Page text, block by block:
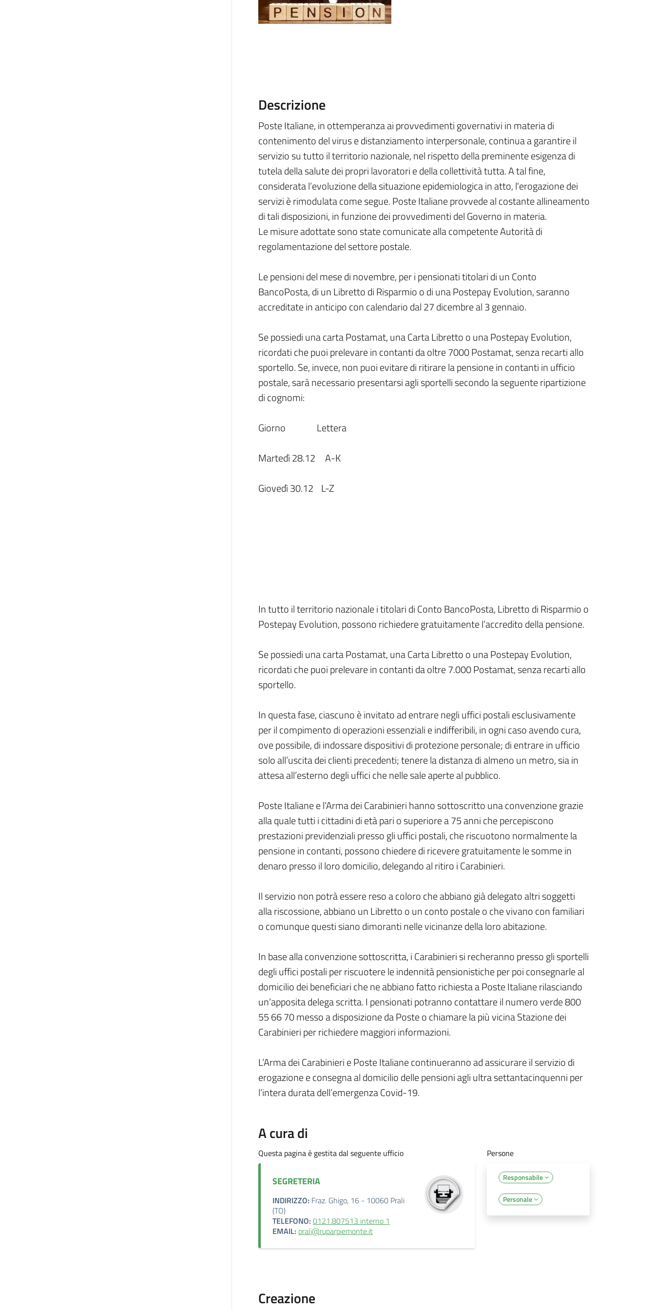
Descrizione
Poste Italiane, in ottemperanza ai provvedimenti governativi in materia di
contenimento del virus e distanziamento interpersonale, continua a garantire il
servizio su tutto il territorio nazionale, nel rispetto della preminente esigenza di
tutela della salute dei propri lavoratori e della collettività tutta. A tal fine,
considerata l’evoluzione della situazione epidemiologica in atto, l'erogazione dei
servizi è rimodulata come segue. Poste Italiane provvede al costante allineamento
di tali disposizioni, in funzione dei provvedimenti del Governo in materia.
Le misure adottate sono state comunicate alla competente Autorità di
regolamentazione del settore postale.
Le pensioni del mese di novembre, per i pensionati titolari di un Conto
BancoPosta, di un Libretto di Risparmio o di una Postepay Evolution, saranno
accreditate in anticipo con calendario dal 27 dicembre al 3 gennaio.
Se possiedi una carta Postamat, una Carta Libretto o una Postepay Evolution,
ricordati che puoi prelevare in contanti da oltre 7000 Postamat, senza recarti allo
sportello. Se, invece, non puoi evitare di ritirare la pensione in contanti in ufficio
postale, sarà necessario presentarsi agli sportelli secondo la seguente ripartizione
di cognomi:
Giorno Lettera
Martedì 28.12 A-K
Giovedì 30.12 L-Z
In tutto il territorio nazionale i titolari di Conto BancoPosta, Libretto di Risparmio o
Postepay Evolution, possono richiedere gratuitamente l’accredito della pensione.
Se possiedi una carta Postamat, una Carta Libretto o una Postepay Evolution,
ricordati che puoi prelevare in contanti da oltre 7.000 Postamat, senza recarti allo
sportello.
In questa fase, ciascuno è invitato ad entrare negli uffici postali esclusivamente
per il compimento di operazioni essenziali e indifferibili, in ogni caso avendo cura,
ove possibile, di indossare dispositivi di protezione personale; di entrare in ufficio
solo all’uscita dei clienti precedenti; tenere la distanza di almeno un metro, sia in
attesa all’esterno degli uffici che nelle sale aperte al pubblico.
Poste Italiane e l’Arma dei Carabinieri hanno sottoscritto una convenzione grazie
alla quale tutti i cittadini di età pari o superiore a 75 anni che percepiscono
prestazioni previdenziali presso gli uffici postali, che riscuotono normalmente la
pensione in contanti, possono chiedere di ricevere gratuitamente le somme in
denaro presso il loro domicilio, delegando al ritiro i Carabinieri.
Il servizio non potrà essere reso a coloro che abbiano già delegato altri soggetti
alla riscossione, abbiano un Libretto o un conto postale o che vivano con familiari
o comunque questi siano dimoranti nelle vicinanze della loro abitazione.
In base alla convenzione sottoscritta, i Carabinieri si recheranno presso gli sportelli
degli uffici postali per riscuotere le indennità pensionistiche per poi consegnarle al
domicilio dei beneficiari che ne abbiano fatto richiesta a Poste Italiane rilasciando
un’apposita delega scritta. I pensionati potranno contattare il numero verde 800
55 66 70 messo a disposizione da Poste o chiamare la più vicina Stazione dei
Carabinieri per richiedere maggiori informazioni.
L’Arma dei Carabinieri e Poste Italiane continueranno ad assicurare il servizio di
erogazione e consegna al domicilio delle pensioni agli ultra settantacinquenni per
l’intera durata dell’emergenza Covid-19.
A cura di
Questa pagina è gestita dal seguente ufficio
SEGRETERIA
INDIRIZZO: Fraz. Ghigo, 16 - 10060 Prali
(TO)
TELEFONO: 0121.807513 interno 1
EMAIL: prali@ruparpiemonte.it
Persone
Responsabile
Personale
Creazione